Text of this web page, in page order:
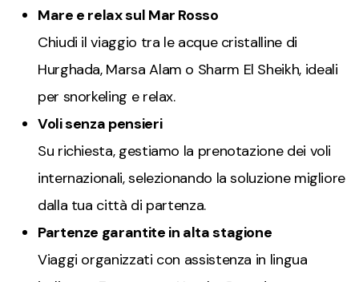
Mare e relax sul Mar Rosso
Chiudi il viaggio tra le acque cristalline di
Hurghada, Marsa Alam o Sharm El Sheikh, ideali
per snorkeling e relax.
Voli senza pensieri
Su richiesta, gestiamo la prenotazione dei voli
internazionali, selezionando la soluzione migliore
dalla tua città di partenza.
Partenze garantite in alta stagione
Viaggi organizzati con assistenza in lingua